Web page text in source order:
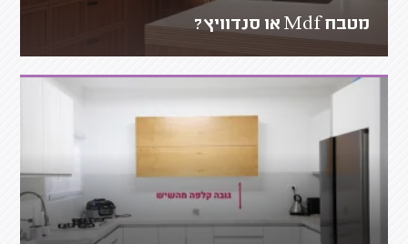
מטבח Mdf או סנדוויץ?